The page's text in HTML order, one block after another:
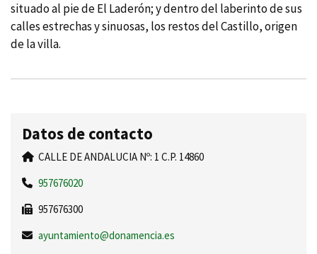
situado al pie de El Laderón; y dentro del laberinto de sus
calles estrechas y sinuosas, los restos del Castillo, origen
de la villa.
Datos de contacto
CALLE DE ANDALUCIA Nº: 1 C.P. 14860
957676020
957676300
ayuntamiento@donamencia.es